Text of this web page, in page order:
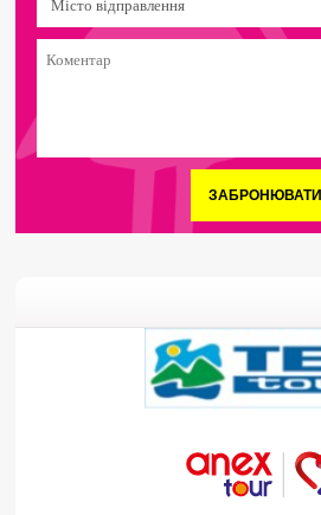
ЗАБРОНЮВАТИ